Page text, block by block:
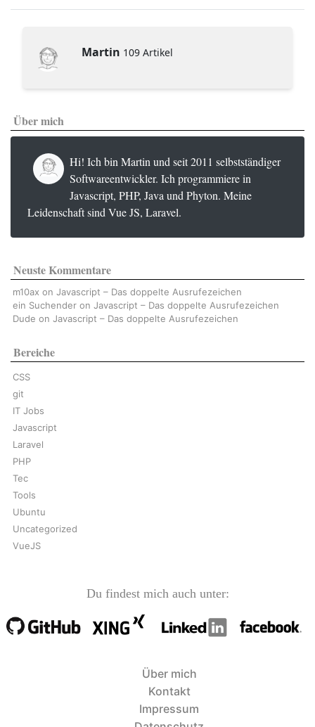
Martin 109 Artikel
Über mich
Hi! Ich bin Martin und seit 2011 selbstständiger
Softwareentwickler. Ich programmiere in
Javascript, PHP, Java und Phyton. Meine
Leidenschaft sind Vue JS, Laravel.
Neuste Kommentare
m10ax on Javascript – Das doppelte Ausrufezeichen
ein Suchender on Javascript – Das doppelte Ausrufezeichen
Dude on Javascript – Das doppelte Ausrufezeichen
Bereiche
CSS
git
IT Jobs
Javascript
Laravel
PHP
Tec
Tools
Ubuntu
Uncategorized
VueJS
Du findest mich auch unter:
Über mich
Kontakt
Impressum